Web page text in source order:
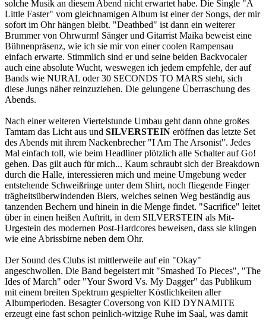
solche Musik an diesem Abend nicht erwartet habe. Die Single "A
Little Faster" vom gleichnamigen Album ist einer der Songs, der mir
sofort im Ohr hängen bleibt. "Deathbed" ist dann ein weiterer
Brummer von Ohrwurm! Sänger und Gitarrist Maika beweist eine
Bühnenpräsenz, wie ich sie mir von einer coolen Rampensau
einfach erwarte. Stimmlich sind er und seine beiden Backvocaler
auch eine absolute Wucht, weswegen ich jedem empfehle, der auf
Bands wie NURAL oder 30 SECONDS TO MARS steht, sich
diese Jungs näher reinzuziehen. Die gelungene Überraschung des
Abends.
Nach einer weiteren Viertelstunde Umbau geht dann ohne großes
Tamtam das Licht aus und SILVERSTEIN eröffnen das letzte Set
des Abends mit ihrem Nackenbrecher "I Am The Arsonist". Jedes
Mal einfach toll, wie beim Headliner plötzlich alle Schalter auf Go!
gehen. Das gilt auch für mich... Kaum schraubt sich der Breakdown
durch die Halle, interessieren mich und meine Umgebung weder
entstehende Schweißringe unter dem Shirt, noch fliegende Finger
trägheitsüberwindenden Biers, welches seinen Weg beständig aus
tanzenden Bechern und hinein in die Menge findet. "Sacrifice" leitet
über in einen heißen Auftritt, in dem SILVERSTEIN als Mit-
Urgestein des modernen Post-Hardcores beweisen, dass sie klingen
wie eine Abrissbirne neben dem Ohr.
Der Sound des Clubs ist mittlerweile auf ein "Okay"
angeschwollen. Die Band begeistert mit "Smashed To Pieces", "The
Ides of March" oder "Your Sword Vs. My Dagger" das Publikum
mit einem breiten Spektrum gespielter Köstlichkeiten aller
Albumperioden. Besagter Coversong von KID DYNAMITE
erzeugt eine fast schon peinlich-witzige Ruhe im Saal, was damit